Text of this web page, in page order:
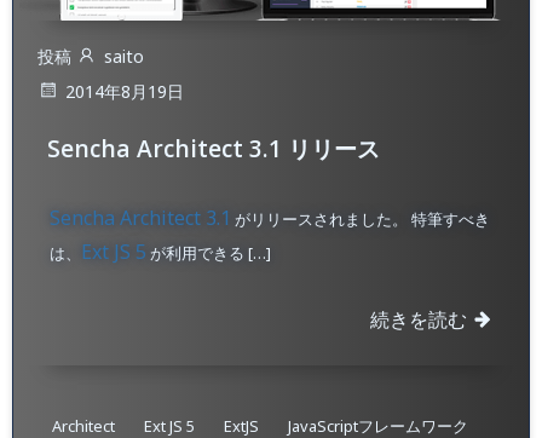
投稿
saito
2014年8月19日
Sencha Architect 3.1 リリース
Sencha Architect 3.1 がリリースされました。 特筆すべき
は、 Ext JS 5 が利用できる […]
続きを読む
Architect Ext JS 5 ExtJS
JavaScriptフレームワーク